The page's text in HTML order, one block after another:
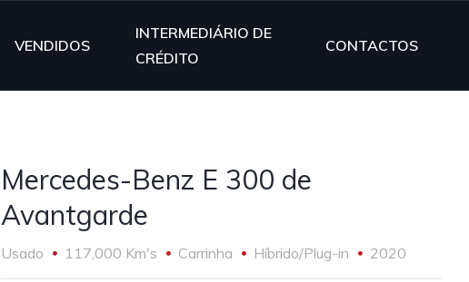
VENDIDOS
INTERMEDIÁRIO DE
CRÉDITO
CONTACTOS
Mercedes-Benz E 300 de
Avantgarde
Usado 117,000 Km's Carrinha Híbrido/Plug-in 2020